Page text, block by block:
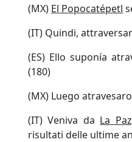
(MX) El Popocatépetl
(IT) Quindi,
(ES) Ello suponía
(180)
(MX) Luego
(IT) Veniva da La
risultati delle ultime